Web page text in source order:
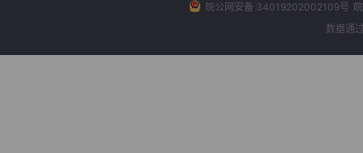
皖公网安备 34019202002109号
数据通